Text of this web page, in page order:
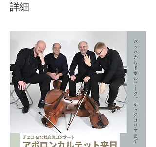
詳細